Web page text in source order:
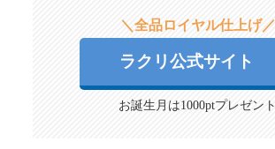
＼全品ロイヤル仕上げ／
ラクリ公式サイト
お誕生月は1000ptプレゼント